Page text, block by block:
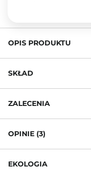
OPIS PRODUKTU
SKŁAD
ZALECENIA
OPINIE (3)
EKOLOGIA